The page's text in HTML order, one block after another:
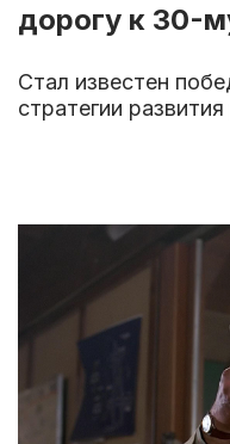
дорогу к 30-
Стал известен
стратегии развития